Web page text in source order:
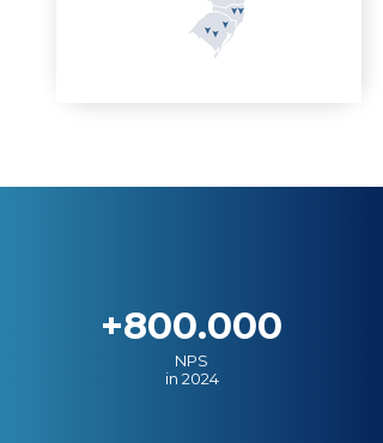
+800.000
NPS
in 2024